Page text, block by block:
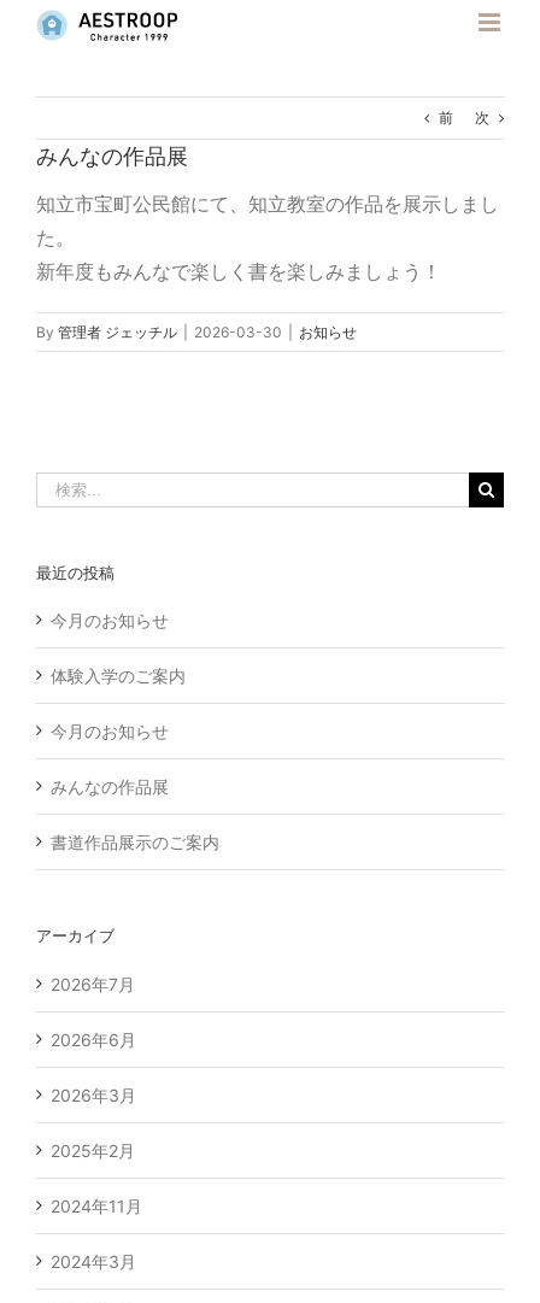
Skip
前 次
みんなの作品展
知立市宝町公民館にて、知立教室の作品を展示しまし
た。
新年度もみんなで楽しく書を楽しみましょう！
By 管理者 ジェッチル 2026-03-30 お知らせ
最近の投稿
今月のお知らせ
体験入学のご案内
今月のお知らせ
みんなの作品展
書道作品展示のご案内
アーカイブ
2026年7月
2026年6月
2026年3月
2025年2月
2024年11月
2024年3月